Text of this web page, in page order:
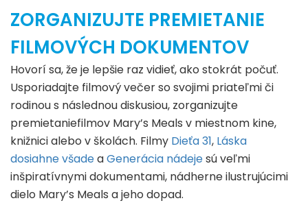
ZORGANIZUJTE PREMIETANIE
FILMOVÝCH DOKUMENTOV
Hovorí sa, že je lepšie raz vidieť, ako stokrát počuť.
Usporiadajte filmový večer so svojimi priateľmi či
rodinou s následnou diskusiou, zorganizujte
premietaniefilmov Mary’s Meals v miestnom kine,
knižnici alebo v školách. Filmy Dieťa 31, Láska
dosiahne všadeaGenerácia nádejesú veľmi
inšpiratívnymi dokumentami, nádherne ilustrujúcimi
dielo Mary’s Meals a jeho dopad.